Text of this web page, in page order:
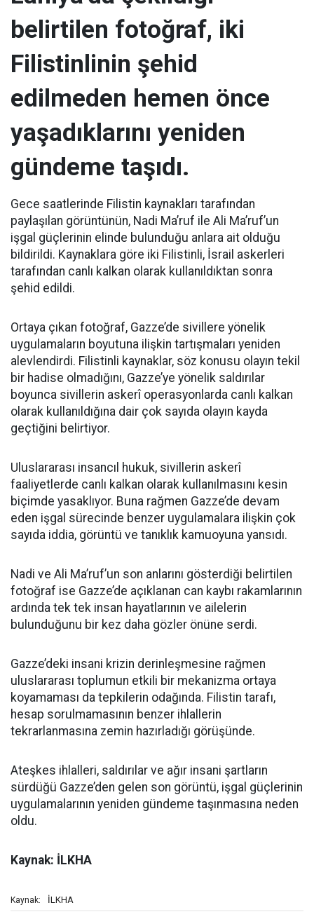
belirtilen fotoğraf, iki
Filistinlinin şehid
edilmeden hemen önce
yaşadıklarını yeniden
gündeme taşıdı.
Gece saatlerinde Filistin kaynakları tarafından
paylaşılan görüntünün, Nadi Ma’ruf ile Ali Ma’ruf’un
işgal güçlerinin elinde bulunduğu anlara ait olduğu
bildirildi. Kaynaklara göre iki Filistinli, İsrail askerleri
tarafından canlı kalkan olarak kullanıldıktan sonra
şehid edildi.
Ortaya çıkan fotoğraf, Gazze’de sivillere yönelik
uygulamaların boyutuna ilişkin tartışmaları yeniden
alevlendirdi. Filistinli kaynaklar, söz konusu olayın tekil
bir hadise olmadığını, Gazze’ye yönelik saldırılar
boyunca sivillerin askerî operasyonlarda canlı kalkan
olarak kullanıldığına dair çok sayıda olayın kayda
geçtiğini belirtiyor.
Uluslararası insancıl hukuk, sivillerin askerî
faaliyetlerde canlı kalkan olarak kullanılmasını kesin
biçimde yasaklıyor. Buna rağmen Gazze’de devam
eden işgal sürecinde benzer uygulamalara ilişkin çok
sayıda iddia, görüntü ve tanıklık kamuoyuna yansıdı.
Nadi ve Ali Ma’ruf’un son anlarını gösterdiği belirtilen
fotoğraf ise Gazze’de açıklanan can kaybı rakamlarının
ardında tek tek insan hayatlarının ve ailelerin
bulunduğunu bir kez daha gözler önüne serdi.
Gazze’deki insani krizin derinleşmesine rağmen
uluslararası toplumun etkili bir mekanizma ortaya
koyamaması da tepkilerin odağında. Filistin tarafı,
hesap sorulmamasının benzer ihlallerin
tekrarlanmasına zemin hazırladığı görüşünde.
Ateşkes ihlalleri, saldırılar ve ağır insani şartların
sürdüğü Gazze’den gelen son görüntü, işgal güçlerinin
uygulamalarının yeniden gündeme taşınmasına neden
oldu.
Kaynak: İLKHA
Kaynak: İLKHA